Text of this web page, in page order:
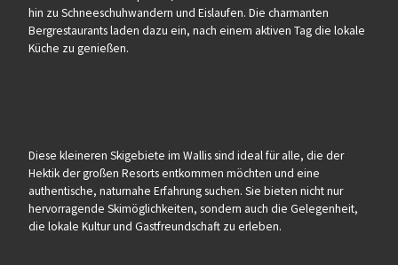
hin zu Schneeschuhwandern und Eislaufen. Die charmanten
Bergrestaurants laden dazu ein, nach einem aktiven Tag die lokale
Küche zu genießen.
Diese kleineren Skigebiete im Wallis sind ideal für alle, die der
Hektik der großen Resorts entkommen möchten und eine
authentische, naturnahe Erfahrung suchen. Sie bieten nicht nur
hervorragende Skimöglichkeiten, sondern auch die Gelegenheit,
die lokale Kultur und Gastfreundschaft zu erleben.